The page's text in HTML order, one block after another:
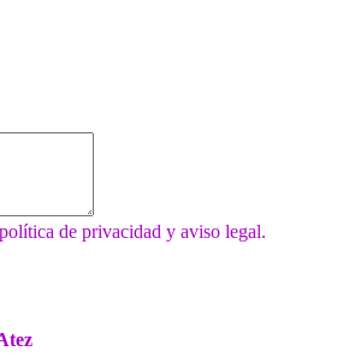
de privacidad y aviso legal.